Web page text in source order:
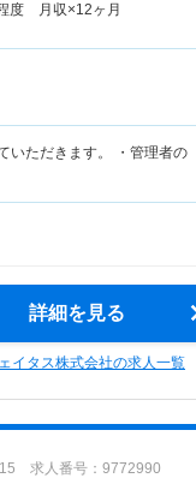
度 月収×12ヶ月
いただきます。 ・管理者の
詳細を見る
イタス株式会社の求人一覧
求人番号：9772990